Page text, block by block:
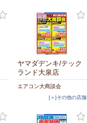
ヤマダデンキ/テック
ランド大泉店
エアコン大商談会
[＋]その他の店舗